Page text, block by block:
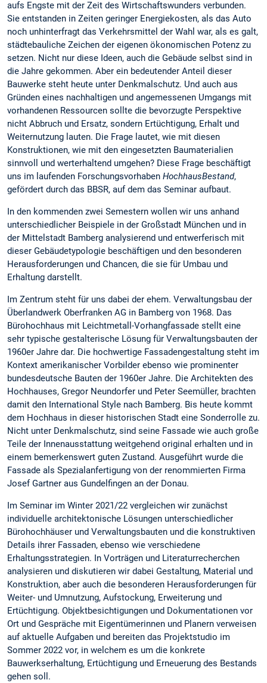
aufs Engste mit der Zeit des Wirtschaftswunders verbunden.
Sie entstanden in Zeiten geringer Energiekosten, als das Auto
noch unhinterfragt das Verkehrsmittel der Wahl war, als es galt,
städtebauliche Zeichen der eigenen ökonomischen Potenz zu
setzen. Nicht nur diese Ideen, auch die Gebäude selbst sind in
die Jahre gekommen. Aber ein bedeutender Anteil dieser
Bauwerke steht heute unter Denkmalschutz. Und auch aus
Gründen eines nachhaltigen und angemessenen Umgangs mit
vorhandenen Ressourcen sollte die bevorzugte Perspektive
nicht Abbruch und Ersatz, sondern Ertüchtigung, Erhalt und
Weiternutzung lauten. Die Frage lautet, wie mit diesen
Konstruktionen, wie mit den eingesetzten Baumaterialien
sinnvoll und werterhaltend umgehen? Diese Frage beschäftigt
uns im laufenden Forschungsvorhaben HochhausBestand,
gefördert durch das BBSR, auf dem das Seminar aufbaut.
In den kommenden zwei Semestern wollen wir uns anhand
unterschiedlicher Beispiele in der Großstadt München und in
der Mittelstadt Bamberg analysierend und entwerferisch mit
dieser Gebäudetypologie beschäftigen und den besonderen
Herausforderungen und Chancen, die sie für Umbau und
Erhaltung darstellt.
Im Zentrum steht für uns dabei der ehem. Verwaltungsbau der
Überlandwerk Oberfranken AG in Bamberg von 1968. Das
Bürohochhaus mit Leichtmetall-Vorhangfassade stellt eine
sehr typische gestalterische Lösung für Verwaltungsbauten der
1960er Jahre dar. Die hochwertige Fassadengestaltung steht im
Kontext amerikanischer Vorbilder ebenso wie prominenter
bundesdeutsche Bauten der 1960er Jahre. Die Architekten des
Hochhauses, Gregor Neundorfer und Peter Seemüller, brachten
damit den International Style nach Bamberg. Bis heute kommt
dem Hochhaus in dieser historischen Stadt eine Sonderrolle zu.
Nicht unter Denkmalschutz, sind seine Fassade wie auch große
Teile der Innenausstattung weitgehend original erhalten und in
einem bemerkenswert guten Zustand. Ausgeführt wurde die
Fassade als Spezialanfertigung von der renommierten Firma
Josef Gartner aus Gundelfingen an der Donau.
Im Seminar im Winter 2021/22 vergleichen wir zunächst
individuelle architektonische Lösungen unterschiedlicher
Bürohochhäuser und Verwaltungsbauten und die konstruktiven
Details ihrer Fassaden, ebenso wie verschiedene
Erhaltungsstrategien. In Vorträgen und Literaturrecherchen
analysieren und diskutieren wir dabei Gestaltung, Material und
Konstruktion, aber auch die besonderen Herausforderungen für
Weiter- und Umnutzung, Aufstockung, Erweiterung und
Ertüchtigung. Objektbesichtigungen und Dokumentationen vor
Ort und Gespräche mit Eigentümerinnen und Planern verweisen
auf aktuelle Aufgaben und bereiten das Projektstudio im
Sommer 2022 vor, in welchem es um die konkrete
Bauwerkserhaltung, Ertüchtigung und Erneuerung des Bestands
gehen soll.